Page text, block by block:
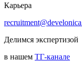
Карьера
Делимся экспертизой
в нашем ТГ-канале